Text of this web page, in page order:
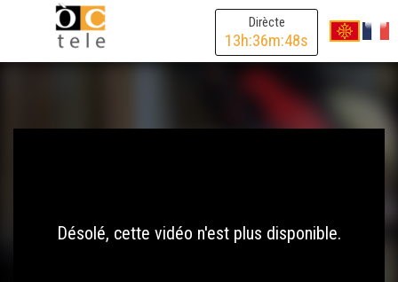
Dirècte
13h:36m:48s
Désolé, cette vidéo n'est plus disponible.